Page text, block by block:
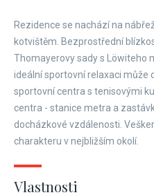
Rezidence se nachází na
kotvištěm. Bezprostřední
Thomayerovy sady s Löwiteho
ideální sportovní relaxaci může
sportovní centra s tenisovými
centra - stanice metra a
docházkové vzdálenosti.
charakteru v nejbližším okolí.
Vlastnosti